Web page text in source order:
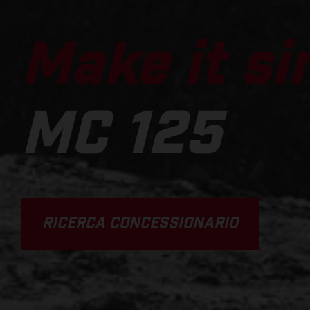
Make it
MC 125
RICERCA CONCESSIONARIO